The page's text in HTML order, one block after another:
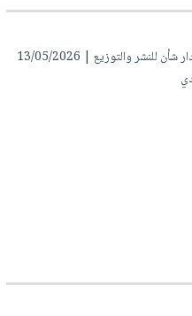
للنشر والتوزيع | 13/05/2026